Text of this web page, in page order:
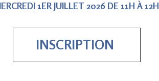
1ER JUILLET 2026 DE 11H À 12H
INSCRIPTION